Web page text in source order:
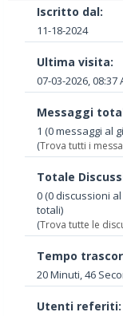
Iscritto dal:
11-18-2024
Ultima visita:
07-03-2026, 08:37
Messaggi
1 (0 messaggi al
(Trova tutti i
Totale
0 (0 discussioni
totali)
(Trova tutte le
Tempo
20 Minuti, 46
Utenti referiti: